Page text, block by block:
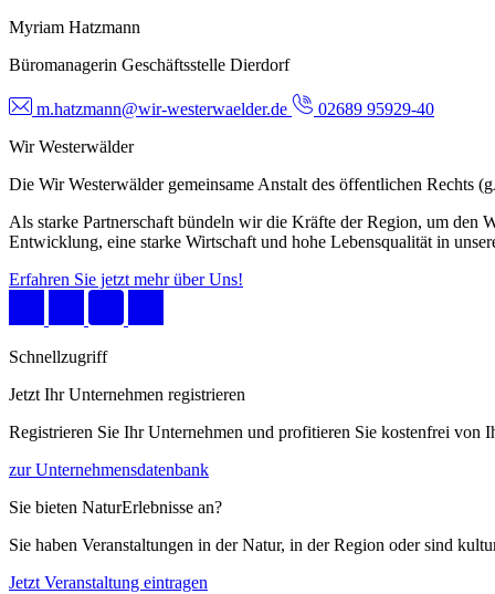
Myriam Hatzmann
Büromanagerin Geschäftsstelle Dierdorf
m.hatzmann@wir-westerwaelder.de
02689 95929-40
Wir Westerwälder
Die Wir Westerwälder gemeinsame Anstalt des öffentlichen Rechts
Als starke Partnerschaft bündeln wir die Kräfte der Region, um den
Entwicklung, eine starke Wirtschaft und hohe Lebensqualität in
Erfahren Sie jetzt mehr über Uns!
Schnellzugriff
Jetzt Ihr Unternehmen registrieren
Registrieren Sie Ihr Unternehmen und profitieren Sie kostenfrei von
zur Unternehmensdatenbank
Sie bieten NaturErlebnisse an?
Sie haben Veranstaltungen in der Natur, in der Region oder sind
Jetzt Veranstaltung eintragen